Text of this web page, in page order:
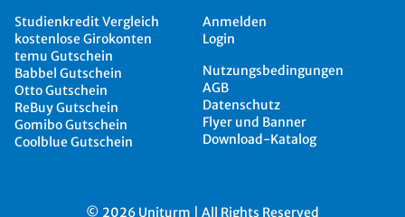
Studienkredit Vergleich
kostenlose Girokonten
temu Gutschein
Babbel Gutschein
Otto Gutschein
ReBuy Gutschein
Gomibo Gutschein
Coolblue Gutschein
Anmelden
Login
Nutzungsbedingungen
AGB
Datenschutz
Flyer und Banner
Download-Katalog
© 2026 Uniturm | All Rights Reserved